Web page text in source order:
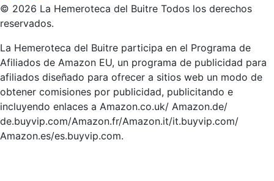
© 2026 La Hemeroteca del Buitre Todos los derechos
reservados.
La Hemeroteca del Buitre participa en el Programa de
Afiliados de Amazon EU, un programa de publicidad para
afiliados diseñado para ofrecer a sitios web un modo de
obtener comisiones por publicidad, publicitando e
incluyendo enlaces a Amazon.co.uk/ Amazon.de/
de.buyvip.com/Amazon.fr/Amazon.it/it.buyvip.com/
Amazon.es/es.buyvip.com.